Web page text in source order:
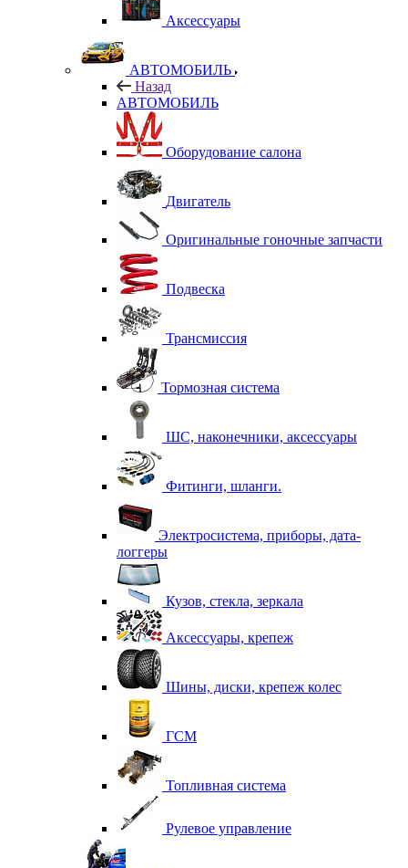
Аксессуары
АВТОМОБИЛЬ
Назад
АВТОМОБИЛЬ
Оборудование салона
Двигатель
Оригинальные гоночные запчасти
Подвеска
Трансмиссия
Тормозная система
ШС, наконечники, аксессуары
Фитинги, шланги.
Электросистема, приборы, дата-
логгеры
Кузов, стекла, зеркала
Аксессуары, крепеж
Шины, диски, крепеж колес
ГСМ
Топливная система
Рулевое управление